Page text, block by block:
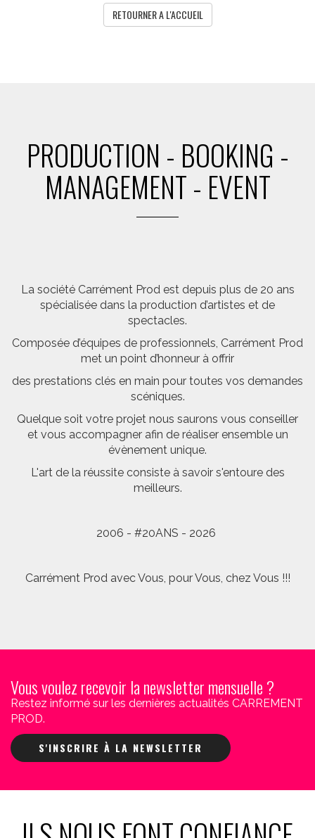
RETOURNER A L'ACCUEIL
PRODUCTION - BOOKING -
MANAGEMENT - EVENT
La société Carrément Prod est depuis plus de 20 ans
spécialisée dans la production d’artistes et de
spectacles.
Composée d’équipes de professionnels, Carrément Prod
met un point d’honneur à offrir
des prestations clés en main pour toutes vos demandes
scéniques.
Quelque soit votre projet nous saurons vous conseiller
et vous accompagner afin de réaliser ensemble un
évènement unique.
L'art de la réussite consiste à savoir s'entoure des
meilleurs.
2006 - #20ANS - 2026
Carrément Prod avec Vous, pour Vous, chez Vous !!!
Vous voulez recevoir la newsletter mensuelle ?
Restez informé sur les dernières actualités CARREMENT
PROD.
S'INSCRIRE À LA NEWSLETTER